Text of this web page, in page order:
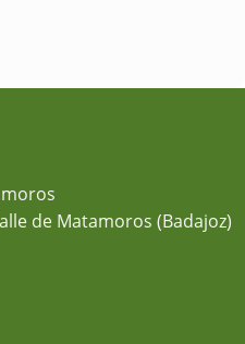
de Matamoros (Badajoz)